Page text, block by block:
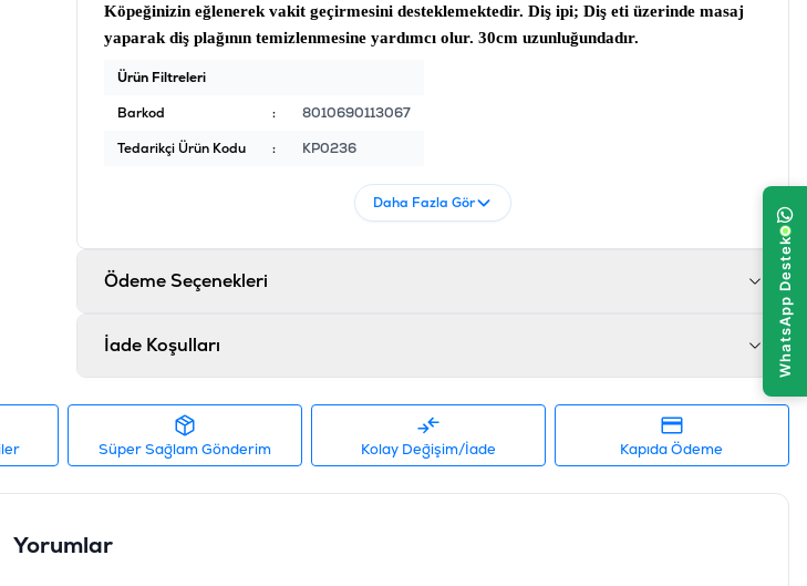
Köpeğinizin eğlenerek vakit geçirmesini desteklemektedir. Diş ipi; Diş eti üzerinde masaj
yaparak diş plağının temizlenmesine yardımcı olur. 30cm uzunluğundadır.
Ürün Filtreleri
Barkod
:
8010690113067
Tedarikçi Ürün Kodu
: KP0236
Daha Fazla Gör
Ödeme Seçenekleri
İade Koşulları
Süper Sağlam Gönderim Kolay Değişim/İade Kapıda Ödeme
Yorumlar